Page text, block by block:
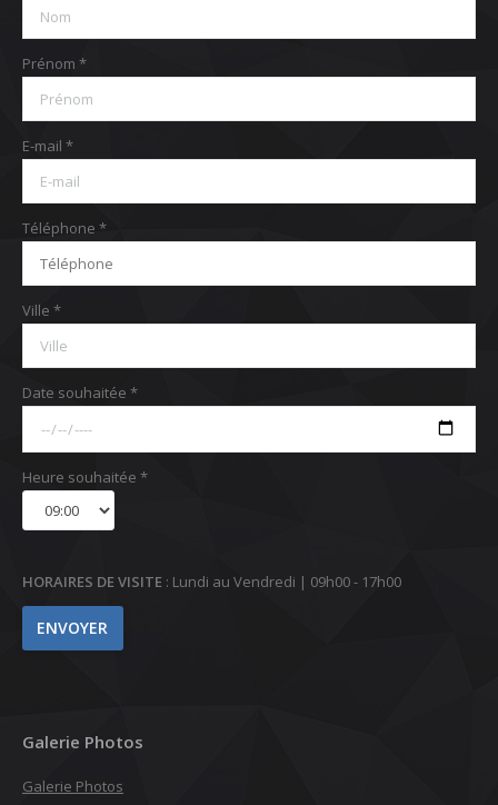
Prénom *
E-mail *
Téléphone *
Ville *
Date souhaitée *
Heure souhaitée *
HORAIRES DE VISITE : Lundi au Vendredi | 09h00 - 17h00
Galerie Photos
Galerie Photos